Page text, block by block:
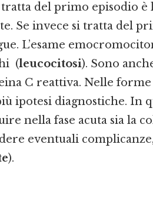
del primo episodio è
Se invece si tratta del
L’esame
(leucocitosi). Sono
C reattiva. Nelle
ipotesi diagnostiche. In
nella fase acuta sia la
eventuali
).